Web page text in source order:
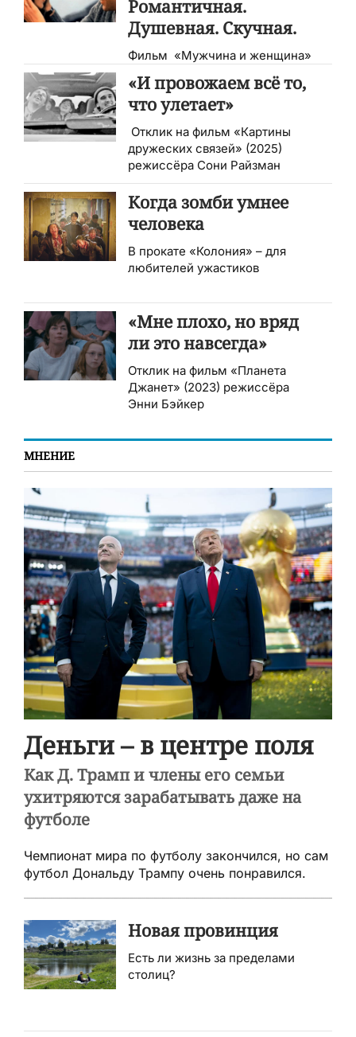
Романтичная.
Душевная. Скучная.
Фильм «Мужчина и женщина»
глазами российских зрителей
«И провожаем всё то,
что улетает»
Отклик на фильм «Картины
дружеских связей» (2025)
режиссёра Сони Райзман
Когда зомби умнее
человека
В прокате «Колония» – для
любителей ужастиков
«Мне плохо, но вряд
ли это навсегда»
Отклик на фильм «Планета
Джанет» (2023) режиссёра
Энни Бэйкер
МНЕНИЕ
Деньги – в центре поля
Как Д. Трамп и члены его семьи
ухитряются зарабатывать даже на
футболе
Чемпионат мира по футболу закончился, но сам
футбол Дональду Трампу очень понравился.
Новая провинция
Есть ли жизнь за пределами
столиц?